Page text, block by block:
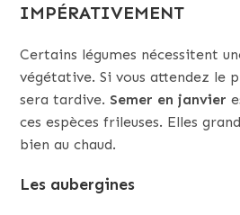
IMPÉRATIVEMENT
Certains légumes nécessitent
végétative. Si vous attendez le
sera tardive. Semer en janvier
ces espèces frileuses. Elles
bien au chaud.
Les aubergines